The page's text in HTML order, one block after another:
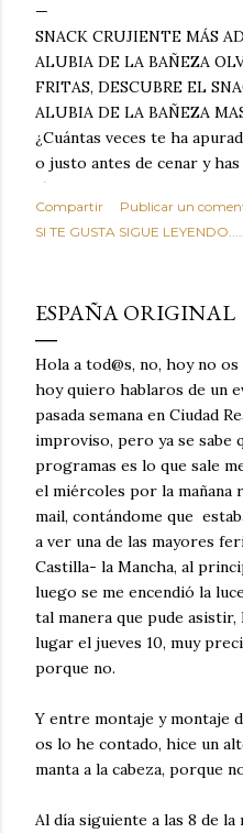
SNACK CRUJIENTE MÁS
ALUBIA DE LA BAÑEZA
FRITAS, DESCUBRE EL
ALUBIA DE LA BAÑEZA
¿Cuántas veces te ha
o justo antes de cenar y
típicas patatas de bolsa,
ultraprocesados llenos de
Todos hemos estado ahí.
satisface. Estas alubias
por completo tu forma de
asociar las alubias
copiosos de invierno. Con
revolucionaria,
humilde como la alubia de
dorado, cargado de proteína
sustituto perfecto a los
Compartir
Publicar un
SI TE GUSTA SIGUE
ESPAÑA ORIGINAL
Hola a tod@s, no, hoy no
hoy quiero hablaros de un
pasada semana en Ciudad
improviso, pero ya se sabe
programas es lo que sale
el miércoles por la mañana
mail, contándome que
a ver una de las mayores
Castilla- la Mancha, al
luego se me encendió la
tal manera que pude
lugar el jueves 10, muy
porque no.
Y entre montaje y montaje
os lo he contado, hice un
manta a la cabeza, porque
Al día siguiente a las 8 de la